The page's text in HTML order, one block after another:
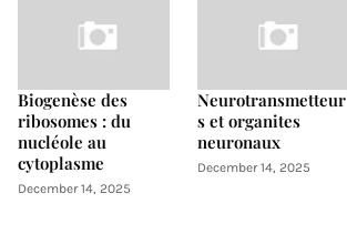
Biogenèse des
ribosomes : du
nucléole au
cytoplasme
December 14, 2025
Neurotransmetteur
s et organites
neuronaux
December 14, 2025